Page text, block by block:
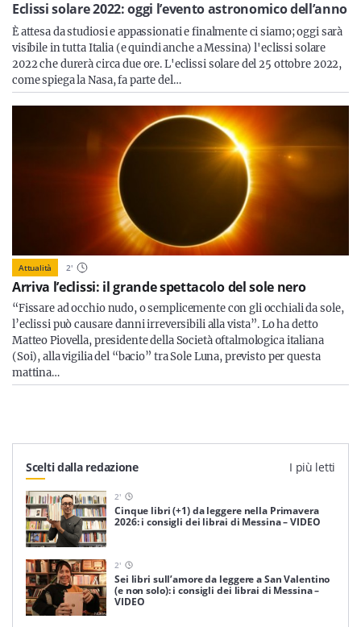
Servizi
Resta sempre aggiornato con le ultime news, iscriviti alla
nostra newsletter
Eclissi solare 2022: oggi l’evento astronomico dell’anno
È attesa da studiosi e appassionati e finalmente ci siamo; oggi sarà
visibile in tutta Italia (e quindi anche a Messina) l'eclissi solare
2022 che durerà circa due ore. L'eclissi solare del 25 ottobre 2022,
come spiega la Nasa, fa parte del…
Attualità 2'
Arriva l’eclissi: il grande spettacolo del sole nero
“Fissare ad occhio nudo, o semplicemente con gli occhiali da sole,
l’eclissi può causare danni irreversibili alla vista”. Lo ha detto
Matteo Piovella, presidente della Società oftalmologica italiana
(Soi), alla vigilia del “bacio” tra Sole Luna, previsto per questa
mattina…
Scelti dalla redazione I più letti
2'
Cinque libri (+1) da leggere nella Primavera
2026: i consigli dei librai di Messina – VIDEO
2'
Sei libri sull’amore da leggere a San Valentino
(e non solo): i consigli dei librai di Messina –
VIDEO